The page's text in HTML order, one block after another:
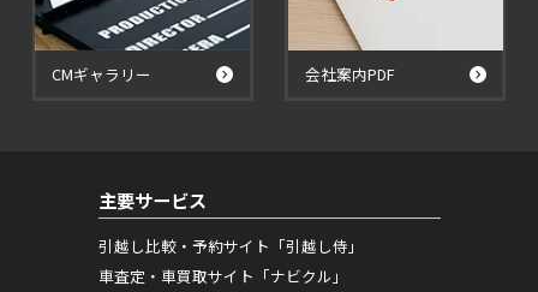
CMギャラリー 会社案内PDF
主要サービス
引越し比較・予約サイト「引越し侍」
車査定・車買取サイト「ナビクル」